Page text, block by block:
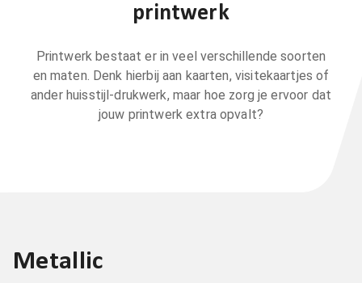
printwerk
Printwerk bestaat er in veel verschillende soorten
en maten. Denk hierbij aan kaarten, visitekaartjes of
ander huisstijl-drukwerk, maar hoe zorg je ervoor dat
jouw printwerk extra opvalt?
Metallic